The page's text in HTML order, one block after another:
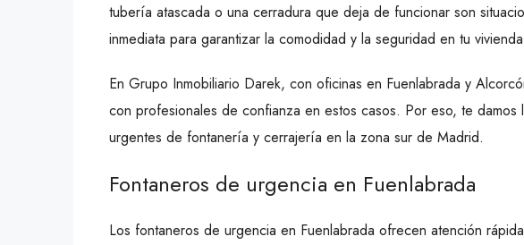
tubería atascada o una cerradura que deja de funcionar son
inmediata para garantizar la comodidad y la seguridad en tu
En Grupo Inmobiliario Darek, con oficinas en Fuenlabrada y
con profesionales de confianza en estos casos. Por eso, te damos
urgentes de fontanería y cerrajería en la zona sur de Madrid.
Fontaneros de urgencia en Fuenlabrada
Los fontaneros de urgencia en Fuenlabrada ofrecen atención